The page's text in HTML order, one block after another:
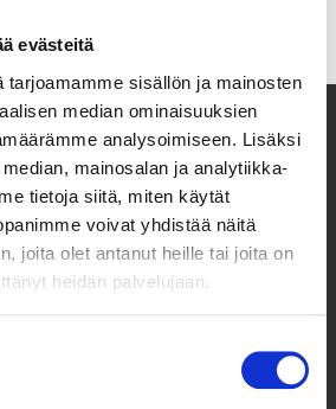
evästeitä
tarjoamamme sisällön ja mainosten
median ominaisuuksien
analysoimiseen. Lisäksi
mainosalan ja analytiikka-
tietoja siitä, miten käytät
voivat yhdistää näitä
joita olet antanut heille tai joita on
heidän palvelujaan.